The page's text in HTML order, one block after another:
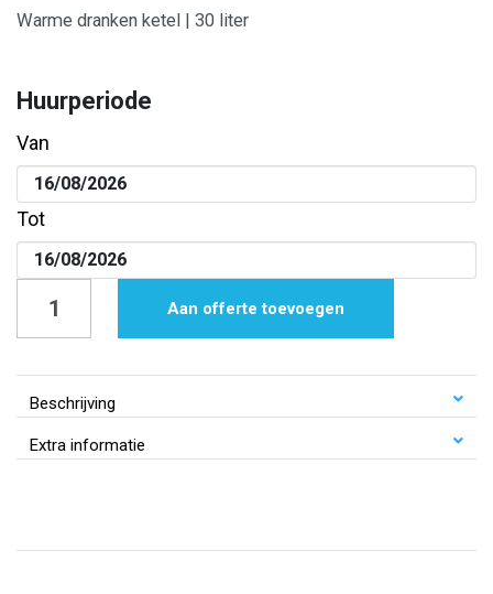
Warme dranken ketel | 30 liter
Huurperiode
Van
Tot
30
liter
Aan offerte toevoegen
Beschrijving
Extra informatie